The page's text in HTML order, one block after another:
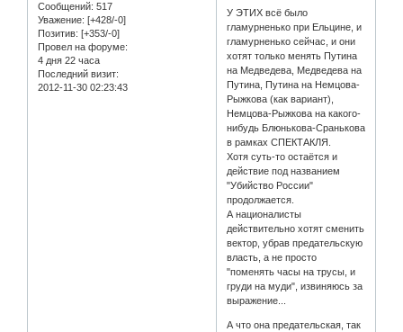
Сообщений: 517
Уважение: [+428/-0]
Позитив: [+353/-0]
Провел на форуме:
4 дня 22 часа
Последний визит:
2012-11-30 02:23:43
У ЭТИХ всё было
гламурненько при Ельцине, и
гламурненько сейчас, и они
хотят только менять Путина
на Медведева, Медведева на
Путина, Путина на Немцова-
Рыжкова (как вариант),
Немцова-Рыжкова на какого-
нибудь Блюнькова-Сранькова
в рамках СПЕКТАКЛЯ.
Хотя суть-то остаётся и
действие под названием
"Убийство России"
продолжается.
А националисты
действительно хотят сменить
вектор, убрав предательскую
власть, а не просто
"поменять часы на трусы, и
груди на муди", извиняюсь за
выражение...
А что она предательская, так